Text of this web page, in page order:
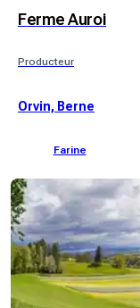
Ferme Auroi
Producteur
Orvin, Berne
Farine